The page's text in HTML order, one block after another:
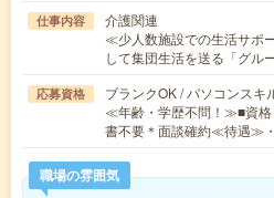
仕事内容
介護関連
≪少人数施設での生活サポ
して集団生活を送る「グ
応募資格
ブランクOK / パソコンスキ
≪年齢・学歴不問！≫■資格
書不要＊面談確約≪待遇≫
職場の雰囲気